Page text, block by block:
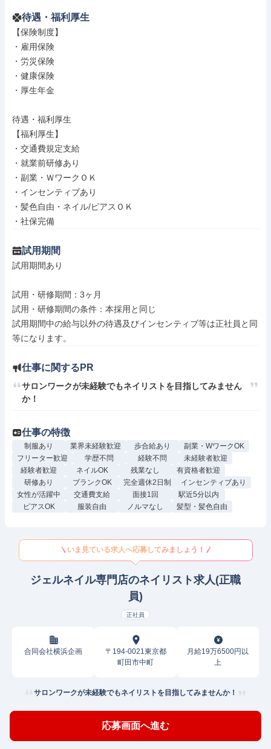
待遇・福利厚生
【保険制度】
・雇用保険
・労災保険
・健康保険
・厚生年金
待遇・福利厚生
【福利厚生】
・交通費規定支給
・就業前研修あり
・副業・ＷワークＯＫ
・インセンティブあり
・髪色自由・ネイル/ピアスＯＫ
・社保完備
試用期間
試用期間あり
試用・研修期間：3ヶ月
試用・研修期間の条件：本採用と同じ
試用期間中の給与以外の待遇及びインセンティブ等は正社員と同
仕事に関するPR
サロンワークが未経験でもネイリストを目指してみません
か！
仕事の特徴
制服あり 業界未経験歓迎 歩合給あり
副業・WワークOK
フリーター歓迎
学歴不問 経験不問
未経験者歓迎
経験者歓迎
ネイルOK 残業なし
有資格者歓迎
研修あり
ブランクOK 完全週休2日制
インセンティブあり
女性が活躍中
交通費支給 面接1回
駅近5分以内
ピアスOK
服装自由 ノルマなし 髪型・髪色自由
いま見ている求人へ応募してみましょう！
ジェルネイル専門店のネイリスト求人(正職
員)
正社員
合同会社横浜企画
〒194-0021東京都
町田市中町
月給19万6500円以
上
サロンワークが未経験でもネイリストを目指してみませんか！
応募画面へ進む